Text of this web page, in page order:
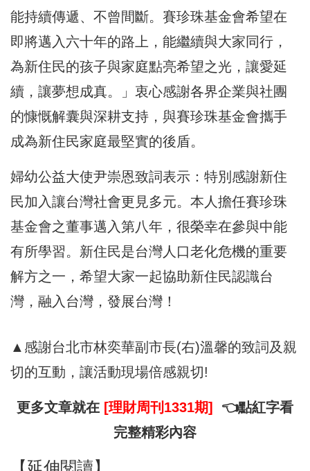
能持續傳遞、不曾間斷。賽珍珠基金會希望在
即將邁入六十年的路上，能繼續與大家同行，
為新住民的孩子與家庭點亮希望之光，讓愛延
續，讓夢想成真。」衷心感謝各界企業與社團
的慷慨解囊與深耕支持，與賽珍珠基金會攜手
成為新住民家庭最堅實的後盾。
婦幼公益大使尹崇恩致詞表示：特別感謝新住
民加入讓台灣社會更見多元。本人擔任賽珍珠
基金會之董事邁入第八年，很榮幸在參與中能
有所學習。新住民是台灣人口老化危機的重要
解方之一，希望大家一起協助新住民認識台
灣，融入台灣，發展台灣！
▲感謝台北市林奕華副市長(右)溫馨的致詞及親
切的互動，讓活動現場倍感親切!
更多文章就在 [理財周刊1331期]
👈點紅字看
完整精彩內容
【延伸閱讀】